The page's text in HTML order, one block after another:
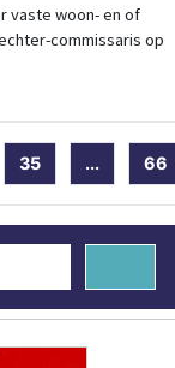
vaste woon- en of
commissaris op
35 ... 66